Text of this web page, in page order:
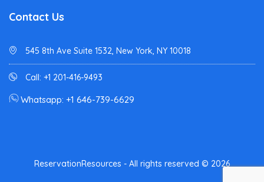
Contact Us
545 8th Ave Suite 1532, New York, NY 10018
Call: +1 201-416-9493
Whatsapp: +1 646-739-6629
ReservationResources - All rights reserved © 2026